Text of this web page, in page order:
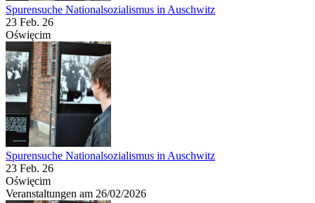
Spurensuche Nationalsozialismus in Auschwitz
23 Feb. 26
Oświęcim
Spurensuche Nationalsozialismus in Auschwitz
23 Feb. 26
Oświęcim
Veranstaltungen am 26/02/2026